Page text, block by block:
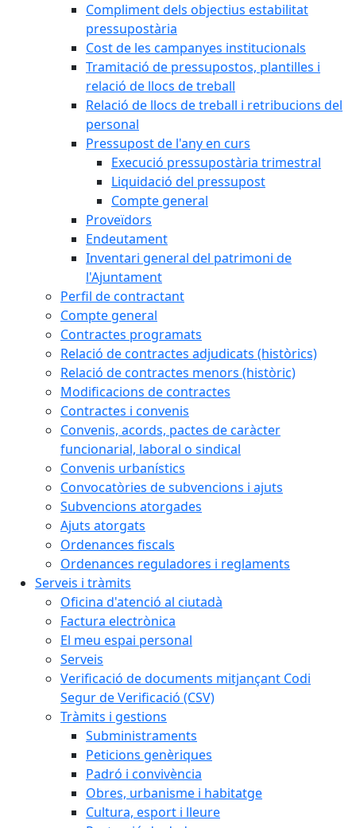
Compliment dels objectius estabilitat
pressupostària
Cost de les campanyes institucionals
Tramitació de pressupostos, plantilles i
relació de llocs de treball
Relació de llocs de treball i retribucions del
personal
Pressupost de l'any en curs
Execució pressupostària trimestral
Liquidació del pressupost
Compte general
Proveïdors
Endeutament
Inventari general del patrimoni de
l'Ajuntament
Perfil de contractant
Compte general
Contractes programats
Relació de contractes adjudicats (històrics)
Relació de contractes menors (històric)
Modificacions de contractes
Contractes i convenis
Convenis, acords, pactes de caràcter
funcionarial, laboral o sindical
Convenis urbanístics
Convocatòries de subvencions i ajuts
Subvencions atorgades
Ajuts atorgats
Ordenances fiscals
Ordenances reguladores i reglaments
Serveis i tràmits
Oficina d'atenció al ciutadà
Factura electrònica
El meu espai personal
Serveis
Verificació de documents mitjançant Codi
Segur de Verificació (CSV)
Tràmits i gestions
Subministraments
Peticions genèriques
Padró i convivència
Obres, urbanisme i habitatge
Cultura, esport i lleure